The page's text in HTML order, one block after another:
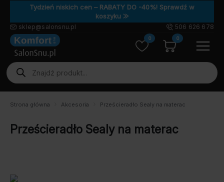
Tydzień niskich cen – RABATY DO -40%! Sprawdź w
koszyku ⨠
sklep@salonsnu.pl 506 626 678
Wyszukiwarka
produktów
0 0
Strona główna Akcesoria Prześcieradło Sealy na materac
Prześcieradło Sealy na materac